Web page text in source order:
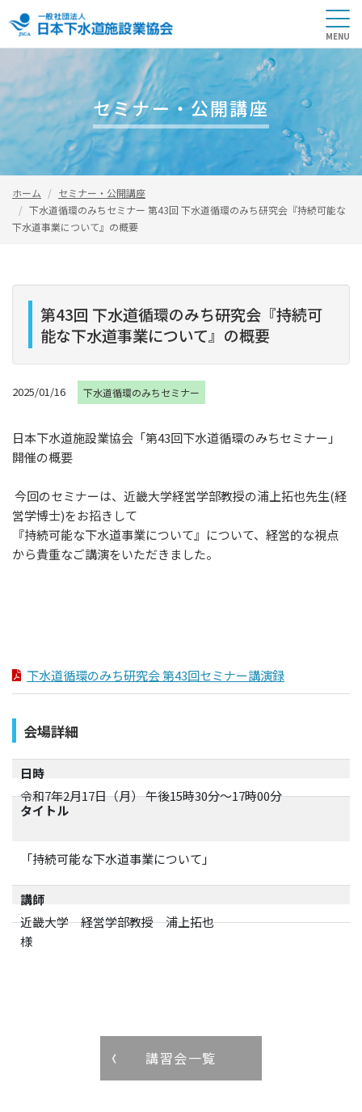
セミナー・公開講座
ホーム
セミナー・公開講座
下水道循環のみちセミナー 第43回 下水道循環のみち研究会『持続可能な
下水道事業について』の概要
第43回 下水道循環のみち研究会『持続可
能な下水道事業について』の概要
2025/01/16 下水道循環のみちセミナー
日本下水道施設業協会「第43回下水道循環のみちセミナー」
開催の概要
今回のセミナーは、近畿大学経営学部教授の浦上拓也先生(経
営学博士)をお招きして
『持続可能な下水道事業について』について、経営的な視点
から貴重なご講演をいただきました。
下水道循環のみち研究会 第43回セミナー講演録
会場詳細
日時
令和7年2月17日（月） 午後15時30分～17時00分
タイトル
「持続可能な下水道事業について 」
講師
近畿大学 経営学部教授 浦上拓也
講習会一覧